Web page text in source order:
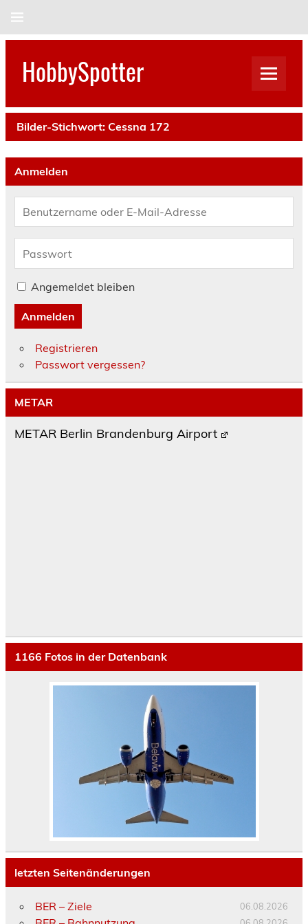
HobbySpotter
Bilder-Stichwort: Cessna 172
Anmelden
Angemeldet bleiben
Anmelden
Registrieren
Passwort vergessen?
METAR
METAR Berlin Brandenburg Airport
1166 Fotos in der Datenbank
letzten Seitenänderungen
BER – Ziele 06.08.2026